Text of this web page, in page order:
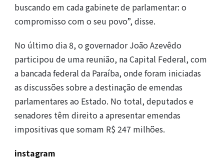
buscando em cada gabinete de parlamentar: o
compromisso com o seu povo”, disse.
No último dia 8, o governador João Azevêdo
participou de uma reunião, na Capital Federal, com
a bancada federal da Paraíba, onde foram iniciadas
as discussões sobre a destinação de emendas
parlamentares ao Estado. No total, deputados e
senadores têm direito a apresentar emendas
impositivas que somam R$ 247 milhões.
instagram